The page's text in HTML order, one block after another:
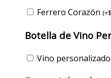
Ferrero Corazón (+$
Botella de Vino
Vino personalizado